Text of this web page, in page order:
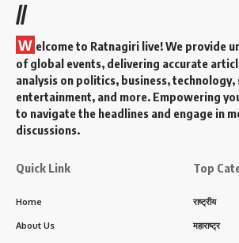
//
W elcome to Ratnagiri live! We provide
of global events, delivering accurate
analysis on politics, business,
entertainment, and more. Empowering
to navigate the headlines and engage in
discussions.
Quick Link
Home
About Us
Top
राष्ट्रीय
महाराष्ट्र